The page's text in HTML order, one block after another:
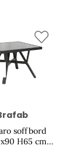
soffbord
H65 cm -